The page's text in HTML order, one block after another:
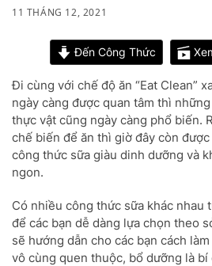
11 THÁNG 12, 2021
Đến Công Thức
Đi cùng với chế độ ăn “Eat Clean”
ngày càng được quan tâm thì
thực vật cũng ngày càng phổ biến.
chế biến để ăn thì giờ đây còn
công thức sữa giàu dinh dưỡng và
ngon.
Có nhiều công thức sữa khác nhau
để các bạn dễ dàng lựa chọn theo
sẽ hướng dẫn cho các bạn cách
vô cùng quen thuộc, bổ dưỡng là bí